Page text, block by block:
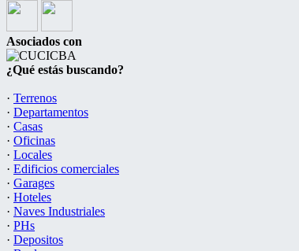
Asociados con
¿Qué estás buscando?
· Terrenos
· Departamentos
· Casas
· Oficinas
· Locales
· Edificios comerciales
· Garages
· Hoteles
· Naves Industriales
· PHs
· Depositos